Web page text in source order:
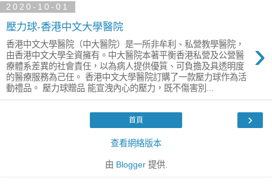
2020-10-01
壓力球-香港中文大學醫院
›
香港中文大學醫院（中大醫院）是一所非牟利、私營教學醫院，
由香港中文大學全資擁有。中大醫院本著平衡香港私營及公營醫
療體系差異的社會責任，以為病人提供優質、可負擔及具透明度
的醫療服務為己任。 香港中文大學醫院訂購了一款壓力球作為活
動禮品。 壓力球贈品 能宣洩內心的壓力，既不傷害別...
›
首頁
查看網絡版本
由 Blogger提供.